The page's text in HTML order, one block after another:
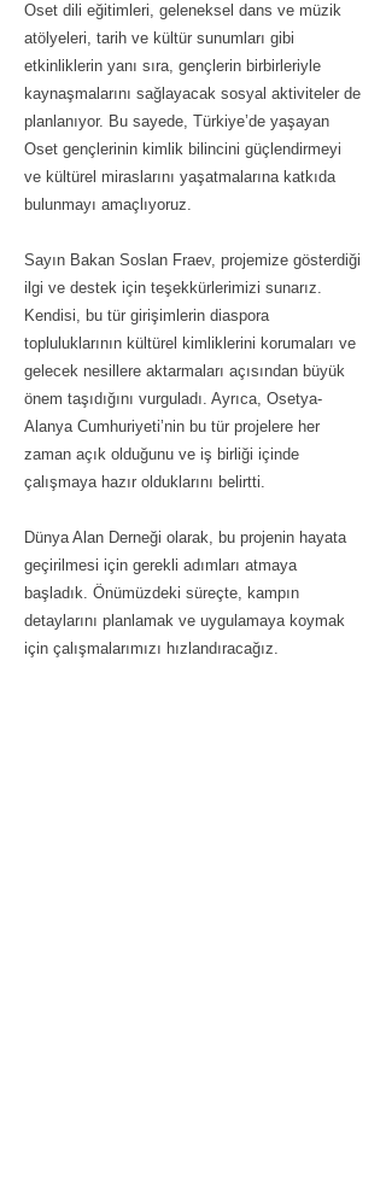
Oset dili eğitimleri, geleneksel dans ve müzik
atölyeleri, tarih ve kültür sunumları gibi
etkinliklerin yanı sıra, gençlerin birbirleriyle
kaynaşmalarını sağlayacak sosyal aktiviteler de
planlanıyor. Bu sayede, Türkiye’de yaşayan
Oset gençlerinin kimlik bilincini güçlendirmeyi
ve kültürel miraslarını yaşatmalarına katkıda
bulunmayı amaçlıyoruz.
Sayın Bakan Soslan Fraev, projemize gösterdiği
ilgi ve destek için teşekkürlerimizi sunarız.
Kendisi, bu tür girişimlerin diaspora
topluluklarının kültürel kimliklerini korumaları ve
gelecek nesillere aktarmaları açısından büyük
önem taşıdığını vurguladı. Ayrıca, Osetya-
Alanya Cumhuriyeti’nin bu tür projelere her
zaman açık olduğunu ve iş birliği içinde
çalışmaya hazır olduklarını belirtti.
Dünya Alan Derneği olarak, bu projenin hayata
geçirilmesi için gerekli adımları atmaya
başladık. Önümüzdeki süreçte, kampın
detaylarını planlamak ve uygulamaya koymak
için çalışmalarımızı hızlandıracağız.